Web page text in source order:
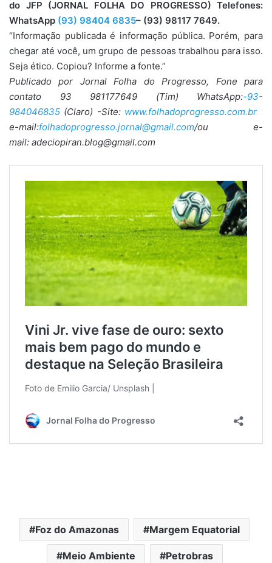
do JFP (JORNAL FOLHA DO PROGRESSO) Telefones:
WhatsApp (93) 98404 6835– (93) 98117 7649.
“Informação publicada é informação pública. Porém, para
chegar até você, um grupo de pessoas trabalhou para isso.
Seja ético. Copiou? Informe a fonte.”
Publicado por Jornal Folha do Progresso, Fone para
contato 93 981177649 (Tim) WhatsApp:-93-
984046835 (Claro) -Site: www.folhadoprogresso.com.br
e-mail:folhadoprogresso.jornal@gmail.com/ou e-
mail: adeciopiran.blog@gmail.com
Foz do Amazonas Margem Equatorial
Meio Ambiente Petrobras